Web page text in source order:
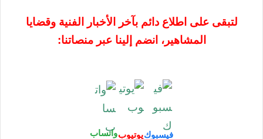
لتبقى على اطلاع دائم بآخر الأخبار الفنية وقضايا
المشاهير، انضم إلينا عبر منصاتنا:
فيسبوكيوتيوبواتساب